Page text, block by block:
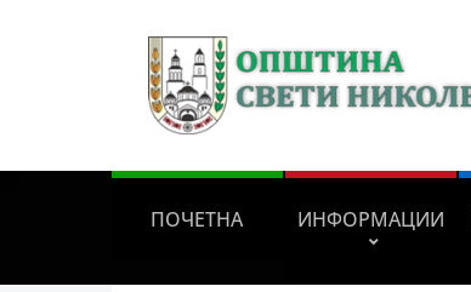
ПОЧЕТНА ИНФОРМАЦИИ